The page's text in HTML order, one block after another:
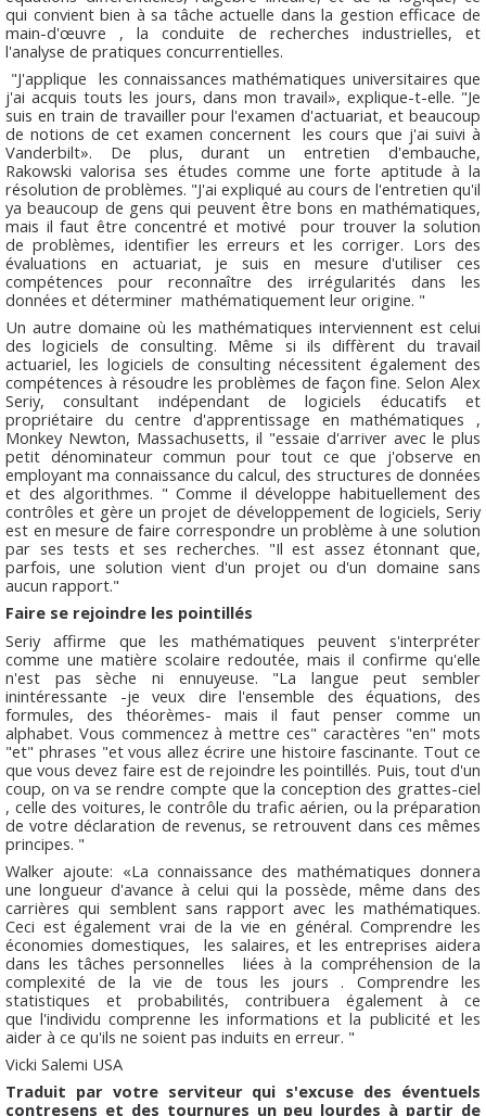
qui convient bien à sa tâche actuelle dans la gestion efficace de
main-d'œuvre , la conduite de recherches industrielles, et
l'analyse de pratiques concurrentielles.
"J'applique les connaissances mathématiques universitaires que
j'ai acquis touts les jours, dans mon travail», explique-t-elle. "Je
suis en train de travailler pour l'examen d'actuariat, et beaucoup
de notions de cet examen concernent les cours que j'ai suivi à
Vanderbilt». De plus, durant un entretien d'embauche,
Rakowski valorisa ses études comme une forte aptitude à la
résolution de problèmes. "J'ai expliqué au cours de l'entretien qu'il
ya beaucoup de gens qui peuvent être bons en mathématiques,
mais il faut être concentré et motivé pour trouver la solution
de problèmes, identifier les erreurs et les corriger. Lors des
évaluations en actuariat, je suis en mesure d'utiliser ces
compétences pour reconnaître des irrégularités dans les
données et déterminer mathématiquement leur origine. "
Un autre domaine où les mathématiques interviennent est celui
des logiciels de consulting. Même si ils diffèrent du travail
actuariel, les logiciels de consulting nécessitent également des
compétences à résoudre les problèmes de façon fine. Selon Alex
Seriy, consultant indépendant de logiciels éducatifs et
propriétaire du centre d'apprentissage en mathématiques ,
Monkey Newton, Massachusetts, il "essaie d'arriver avec le plus
petit dénominateur commun pour tout ce que j'observe en
employant ma connaissance du calcul, des structures de données
et des algorithmes. " Comme il développe habituellement des
contrôles et gère un projet de développement de logiciels, Seriy
est en mesure de faire correspondre un problème à une solution
par ses tests et ses recherches. "Il est assez étonnant que,
parfois, une solution vient d'un projet ou d'un domaine sans
aucun rapport."
Faire se rejoindre les pointillés
Seriy affirme que les mathématiques peuvent s'interpréter
comme une matière scolaire redoutée, mais il confirme qu'elle
n'est pas sèche ni ennuyeuse. "La langue peut sembler
inintéressante -je veux dire l'ensemble des équations, des
formules, des théorèmes- mais il faut penser comme un
alphabet. Vous commencez à mettre ces" caractères "en" mots
"et" phrases "et vous allez écrire une histoire fascinante. Tout ce
que vous devez faire est de rejoindre les pointillés. Puis, tout d'un
coup, on va se rendre compte que la conception des grattes-ciel
, celle des voitures, le contrôle du trafic aérien, ou la préparation
de votre déclaration de revenus, se retrouvent dans ces mêmes
principes. "
Walker ajoute: «La connaissance des mathématiques donnera
une longueur d'avance à celui qui la possède, même dans des
carrières qui semblent sans rapport avec les mathématiques.
Ceci est également vrai de la vie en général. Comprendre les
économies domestiques, les salaires, et les entreprises aidera
dans les tâches personnelles liées à la compréhension de la
complexité de la vie de tous les jours . Comprendre les
statistiques et probabilités, contribuera également à ce
que l'individu comprenne les informations et la publicité et les
aider à ce qu'ils ne soient pas induits en erreur. "
Vicki Salemi USA
Traduit par votre serviteur qui s'excuse des éventuels
contresens et des tournures un peu lourdes à partir de